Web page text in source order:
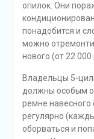
опилок. Они
понадобится и
можно
нового (от 22 000
Владельцы 5-
должны особым
ремне навесного
регулярно
оборваться и